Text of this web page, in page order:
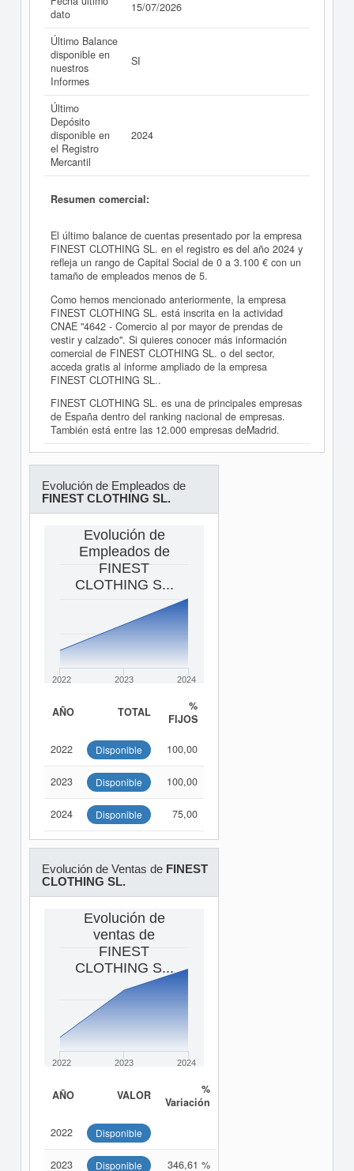
dato
15/07/2026
Último Balance
disponible en
nuestros
Informes
SI
Último
Depósito
disponible en
el Registro
Mercantil
2024
Resumen comercial:
El último balance de cuentas presentado por la empresa
FINEST CLOTHING SL. en el registro es del año 2024 y
refleja un rango de Capital Social de 0 a 3.100 € con un
tamaño de empleados menos de 5.
Como hemos mencionado anteriormente, la empresa
FINEST CLOTHING SL. está inscrita en la actividad
CNAE "4642 - Comercio al por mayor de prendas de
vestir y calzado". Si quieres conocer más información
comercial de FINEST CLOTHING SL. o del sector,
acceda gratis al informe ampliado de la empresa
FINEST CLOTHING SL..
FINEST CLOTHING SL. es una de principales empresas
de España dentro del ranking nacional de empresas.
También está entre las 12.000 empresas deMadrid.
Evolución de Empleados de
FINEST CLOTHING SL.
Evolución de
Empleados de
FINEST
CLOTHING S...
2022 2023 2024
AÑO TOTAL
%
FIJOS
2022 Disponible 100,00
2023 Disponible 100,00
2024 Disponible 75,00
Evolución de Ventas de FINEST
CLOTHING SL.
Evolución de
ventas de
FINEST
CLOTHING S...
2022 2023 2024
AÑO VALOR
%
Variación
2022 Disponible
2023 Disponible 346,61 %